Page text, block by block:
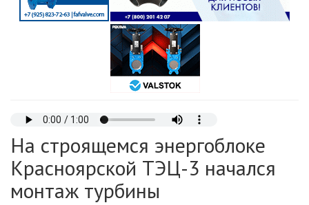
На строящемся энергоблоке
Красноярской ТЭЦ-3 начался
монтаж турбины